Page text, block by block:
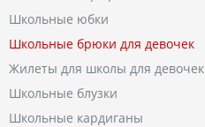
Школьные юбки
Школьные брюки для девочек
Жилеты для школы для девочек
Школьные блузки
Школьные кардиганы